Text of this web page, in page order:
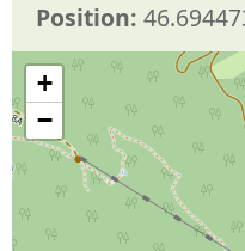
Position:
+
−